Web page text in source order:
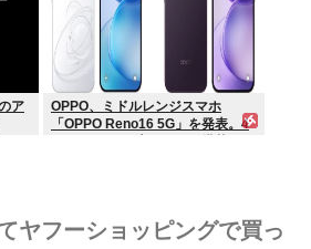
ア
OPPO、ミドルレンジスマホ
「OPPO Reno16 5G」を発表。4
ヤフーショッピングで買っ